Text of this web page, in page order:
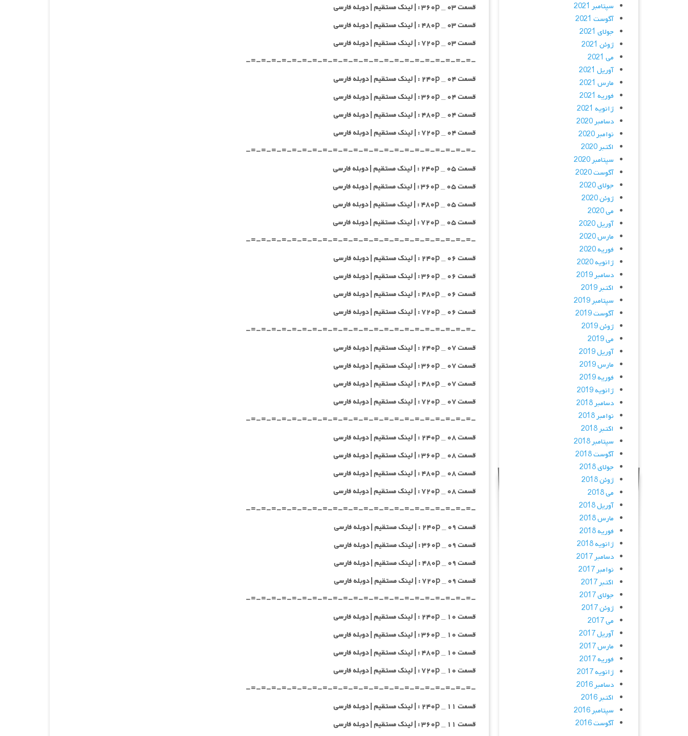
قسمت ۰۳ _ ۳۶۰p : | لینک مستقیم | دوبله فارسی
قسمت ۰۳ _ ۴۸۰p : | لینک مستقیم | دوبله فارسی
قسمت ۰۳ _ ۷۲۰p : | لینک مستقیم | دوبله فارسی
-=-=-=-=-=-=-=-=-=-=-=-=-=-=-=-=-=-=-=-=-=-=-
قسمت ۰۴ _ ۲۴۰p : | لینک مستقیم | دوبله فارسی
قسمت ۰۴ _ ۳۶۰p : | لینک مستقیم | دوبله فارسی
قسمت ۰۴ _ ۴۸۰p : | لینک مستقیم | دوبله فارسی
قسمت ۰۴ _ ۷۲۰p : | لینک مستقیم | دوبله فارسی
-=-=-=-=-=-=-=-=-=-=-=-=-=-=-=-=-=-=-=-=-=-=-
قسمت ۰۵ _ ۲۴۰p : | لینک مستقیم | دوبله فارسی
قسمت ۰۵ _ ۳۶۰p : | لینک مستقیم | دوبله فارسی
قسمت ۰۵ _ ۴۸۰p : | لینک مستقیم | دوبله فارسی
قسمت ۰۵ _ ۷۲۰p : | لینک مستقیم | دوبله فارسی
-=-=-=-=-=-=-=-=-=-=-=-=-=-=-=-=-=-=-=-=-=-=-
قسمت ۰۶ _ ۲۴۰p : | لینک مستقیم | دوبله فارسی
قسمت ۰۶ _ ۳۶۰p : | لینک مستقیم | دوبله فارسی
قسمت ۰۶ _ ۴۸۰p : | لینک مستقیم | دوبله فارسی
قسمت ۰۶ _ ۷۲۰p : | لینک مستقیم | دوبله فارسی
-=-=-=-=-=-=-=-=-=-=-=-=-=-=-=-=-=-=-=-=-=-=-
قسمت ۰۷ _ ۲۴۰p : | لینک مستقیم | دوبله فارسی
قسمت ۰۷ _ ۳۶۰p : | لینک مستقیم | دوبله فارسی
قسمت ۰۷ _ ۴۸۰p : | لینک مستقیم | دوبله فارسی
قسمت ۰۷ _ ۷۲۰p : | لینک مستقیم | دوبله فارسی
-=-=-=-=-=-=-=-=-=-=-=-=-=-=-=-=-=-=-=-=-=-=-
قسمت ۰۸ _ ۲۴۰p : | لینک مستقیم | دوبله فارسی
قسمت ۰۸ _ ۳۶۰p : | لینک مستقیم | دوبله فارسی
قسمت ۰۸ _ ۴۸۰p : | لینک مستقیم | دوبله فارسی
قسمت ۰۸ _ ۷۲۰p : | لینک مستقیم | دوبله فارسی
-=-=-=-=-=-=-=-=-=-=-=-=-=-=-=-=-=-=-=-=-=-=-
قسمت ۰۹ _ ۲۴۰p : | لینک مستقیم | دوبله فارسی
قسمت ۰۹ _ ۳۶۰p : | لینک مستقیم | دوبله فارسی
قسمت ۰۹ _ ۴۸۰p : | لینک مستقیم | دوبله فارسی
قسمت ۰۹ _ ۷۲۰p : | لینک مستقیم | دوبله فارسی
-=-=-=-=-=-=-=-=-=-=-=-=-=-=-=-=-=-=-=-=-=-=-
قسمت ۱۰ _ ۲۴۰p : | لینک مستقیم | دوبله فارسی
قسمت ۱۰ _ ۳۶۰p : | لینک مستقیم | دوبله فارسی
قسمت ۱۰ _ ۴۸۰p : | لینک مستقیم | دوبله فارسی
قسمت ۱۰ _ ۷۲۰p : | لینک مستقیم | دوبله فارسی
-=-=-=-=-=-=-=-=-=-=-=-=-=-=-=-=-=-=-=-=-=-=-
قسمت ۱۱ _ ۲۴۰p : | لینک مستقیم | دوبله فارسی
قسمت ۱۱ _ ۳۶۰p : | لینک مستقیم | دوبله فارسی
سپتامبر 2021
آگوست 2021
جولای 2021
ژوئن 2021
می 2021
آوریل 2021
مارس 2021
فوریه 2021
ژانویه 2021
دسامبر 2020
نوامبر 2020
اکتبر 2020
سپتامبر 2020
آگوست 2020
جولای 2020
ژوئن 2020
می 2020
آوریل 2020
مارس 2020
فوریه 2020
ژانویه 2020
دسامبر 2019
اکتبر 2019
سپتامبر 2019
آگوست 2019
ژوئن 2019
می 2019
آوریل 2019
مارس 2019
فوریه 2019
ژانویه 2019
دسامبر 2018
نوامبر 2018
اکتبر 2018
سپتامبر 2018
آگوست 2018
جولای 2018
ژوئن 2018
می 2018
آوریل 2018
مارس 2018
فوریه 2018
ژانویه 2018
دسامبر 2017
نوامبر 2017
اکتبر 2017
جولای 2017
ژوئن 2017
می 2017
آوریل 2017
مارس 2017
فوریه 2017
ژانویه 2017
دسامبر 2016
اکتبر 2016
سپتامبر 2016
آگوست 2016